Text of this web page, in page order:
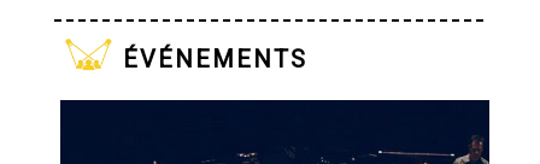
événements